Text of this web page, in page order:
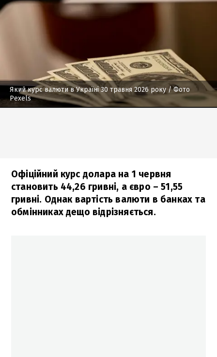
Який курс валюти в Україні 30 травня 2026 року / Фото
Pexels
Офіційний курс долара на 1 червня
становить 44,26 гривні, а євро – 51,55
гривні. Однак вартість валюти в банках та
обмінниках дещо відрізняється.